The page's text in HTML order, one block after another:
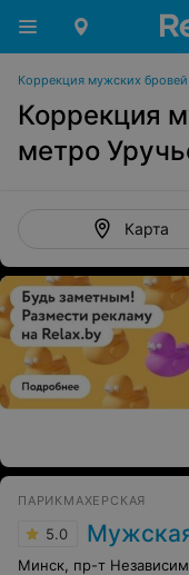
Коррекция мужских бровей
Коррекция
метро
Карта
ПАРИКМАХЕРСКАЯ
5.0
Минск, пр-т